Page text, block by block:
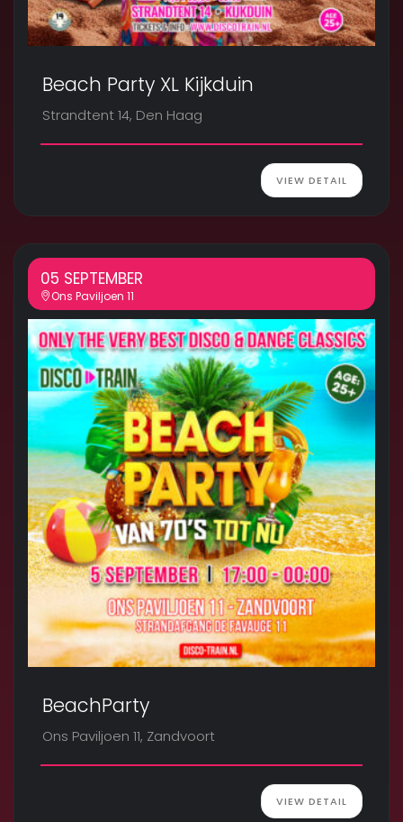
Beach Party XL Kijkduin
Strandtent 14, Den Haag
VIEW DETAIL
05 SEPTEMBER
Ons Paviljoen 11
BeachParty
Ons Paviljoen 11, Zandvoort
VIEW DETAIL